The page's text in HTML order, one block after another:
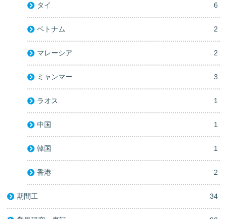
タイ 6
ベトナム 2
マレーシア 2
ミャンマー 3
ラオス 1
中国 1
韓国 1
香港 2
期間工 34